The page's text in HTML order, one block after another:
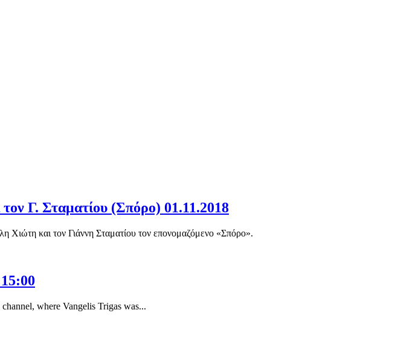
Γ. Σταματίου (Σπόρο) 01.11.2018
και τον Γιάννη Σταματίου τον επονομαζόμενο «Σπόρο».
where Vangelis Trigas was...